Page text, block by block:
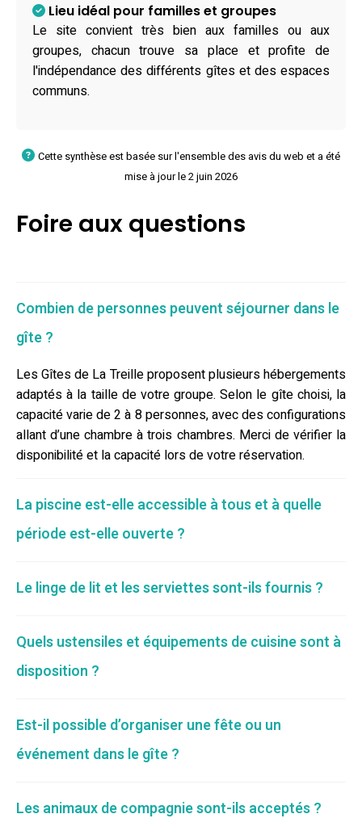
Lieu idéal pour familles et groupes
Le site convient très bien aux familles ou aux
groupes, chacun trouve sa place et profite de
l'indépendance des différents gîtes et des espaces
communs.
Cette synthèse est basée sur l'ensemble des avis du web et a été
mise à jour le 2 juin 2026
Foire aux questions
Combien de personnes peuvent séjourner dans le
gîte ?
Les Gîtes de La Treille proposent plusieurs hébergements
adaptés à la taille de votre groupe. Selon le gîte choisi, la
capacité varie de 2 à 8 personnes, avec des configurations
allant d’une chambre à trois chambres. Merci de vérifier la
disponibilité et la capacité lors de votre réservation.
La piscine est-elle accessible à tous et à quelle
période est-elle ouverte ?
Le linge de lit et les serviettes sont-ils fournis ?
Quels ustensiles et équipements de cuisine sont à
disposition ?
Est-il possible d’organiser une fête ou un
événement dans le gîte ?
Les animaux de compagnie sont-ils acceptés ?